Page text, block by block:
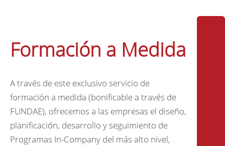
Formación a Medida
A través de este exclusivo servicio de
formación a medida (bonificable a través de
FUNDAE), ofrecemos a las empresas el diseño,
planificación, desarrollo y seguimiento de
Programas In-Company del más alto nivel,